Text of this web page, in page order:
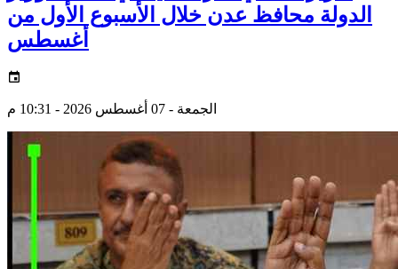
الدولة محافظ عدن خلال الأسبوع الأول من
أغسطس
الجمعة - 07 أغسطس 2026 - 10:31 م